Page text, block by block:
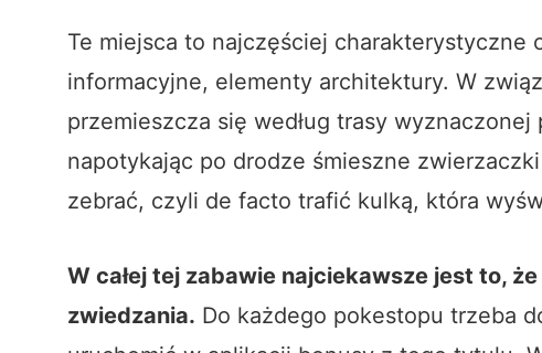
Te miejsca to najczęściej charakterystyczne
informacyjne, elementy architektury. W
przemieszcza się według trasy
napotykając po drodze śmieszne
zebrać, czyli de facto trafić kulką, która
W całej tej zabawie najciekawsze jest to,
zwiedzania. Do każdego pokestopu trzeba